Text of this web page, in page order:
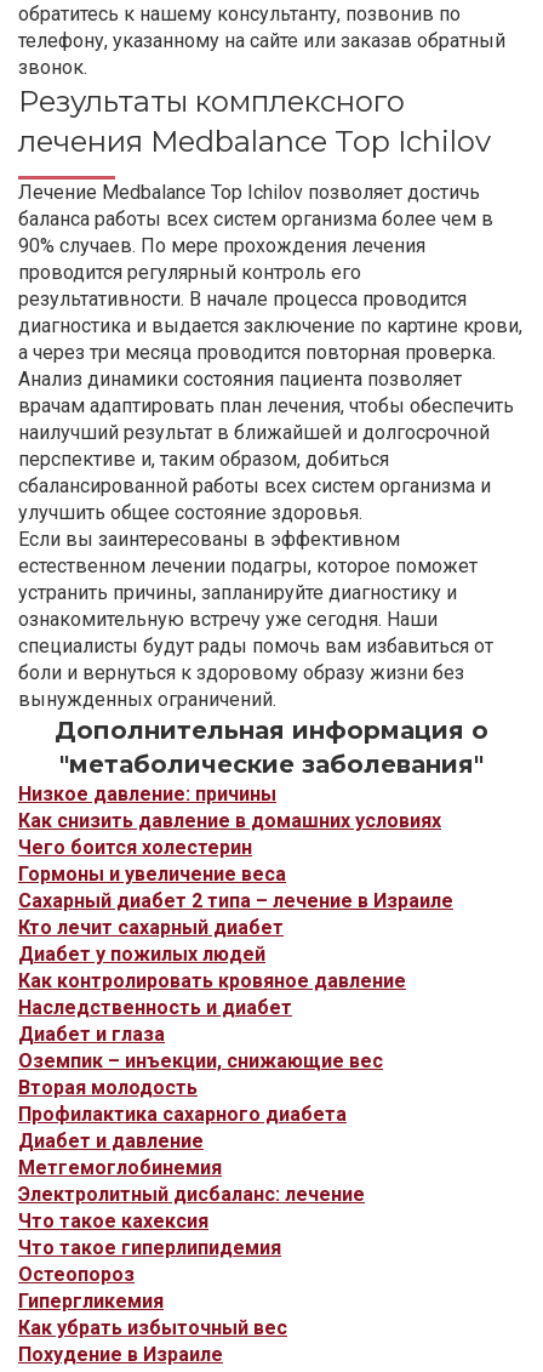
обратитесь к нашему консультанту, позвонив по
телефону, указанному на сайте или заказав обратный
звонок.
Результаты комплексного
лечения Medbalance Top Ichilov
Лечение Medbalance Top Ichilov позволяет достичь
баланса работы всех систем организма более чем в
90% случаев. По мере прохождения лечения
проводится регулярный контроль его
результативности. В начале процесса проводится
диагностика и выдается заключение по картине крови,
а через три месяца проводится повторная проверка.
Анализ динамики состояния пациента позволяет
врачам адаптировать план лечения, чтобы обеспечить
наилучший результат в ближайшей и долгосрочной
перспективе и, таким образом, добиться
сбалансированной работы всех систем организма и
улучшить общее состояние здоровья.
Если вы заинтересованы в эффективном
естественном лечении подагры, которое поможет
устранить причины, запланируйте диагностику и
ознакомительную встречу уже сегодня. Наши
специалисты будут рады помочь вам избавиться от
боли и вернуться к здоровому образу жизни без
вынужденных ограничений.
Дополнительная информация о
"метаболические заболевания"
Низкое давление: причины
Как снизить давление в домашних условиях
Чего боится холестерин
Гормоны и увеличение веса
Сахарный диабет 2 типа – лечение в Израиле
Кто лечит сахарный диабет
Диабет у пожилых людей
Как контролировать кровяное давление
Наследственность и диабет
Диабет и глаза
Оземпик – инъекции, снижающие вес
Вторая молодость
Профилактика сахарного диабета
Диабет и давление
Метгемоглобинемия
Электролитный дисбаланс: лечение
Что такое кахексия
Что такое гиперлипидемия
Остеопороз
Гипергликемия
Как убрать избыточный вес
Похудение в Израиле